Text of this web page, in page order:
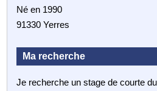
Né en 1990
91330 Yerres
Ma recherche
Je recherche un stage de courte